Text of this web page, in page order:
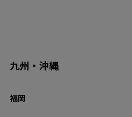
九州・沖縄
福岡